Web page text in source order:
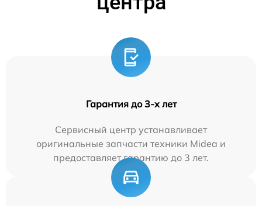
Гарантия до 3-х лет
Сервисный центр устанавливает
оригинальные запчасти техники Midea и
предоставляет гарантию до 3 лет.